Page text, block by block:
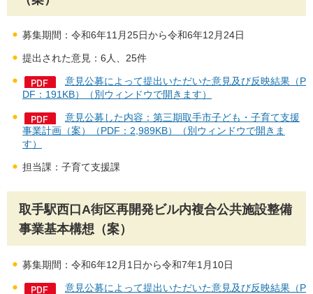
募集期間：令和6年11月25日から令和6年12月24日
提出された意見：6人、25件
意見公募によって提出いただいた意見及び反映結果（P
DF：191KB）（別ウィンドウで開きます）
意見公募した内容：第三期取手市子ども・子育て支援
事業計画（案）（PDF：2,989KB）（別ウィンドウで開きま
す）
担当課：子育て支援課
取手駅西口A街区再開発ビル内複合公共施設整備
事業基本構想（案）
募集期間：令和6年12月1日から令和7年1月10日
意見公募によって提出いただいた意見及び反映結果（P